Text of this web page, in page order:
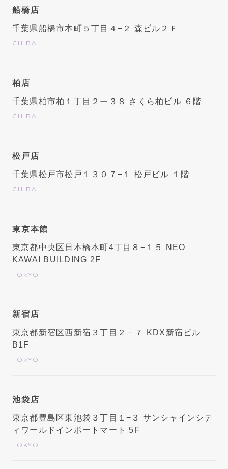
船橋店
千葉県船橋市本町５丁目４−２ 森ビル２Ｆ
CHIBA
柏店
千葉県柏市柏１丁目２ー３８ さくら柏ビル ６階
CHIBA
松戸店
千葉県松戸市松戸１３０７−１ 松戸ビル １階
CHIBA
東京本館
東京都中央区日本橋本町4丁目８−１５ NEO
KAWAI BUILDING 2F
TOKYO
新宿店
東京都新宿区西新宿３丁目２－７ KDX新宿ビル
B1F
TOKYO
池袋店
東京都豊島区東池袋３丁目１−３ サンシャインシテ
ィワールドインポートマート 5F
TOKYO